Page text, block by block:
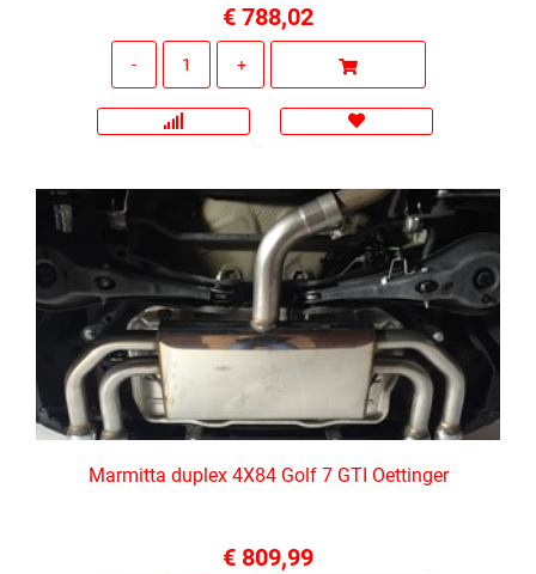
€ 788,02
Marmitta duplex 4X84 Golf 7 GTI Oettinger
€ 809,99